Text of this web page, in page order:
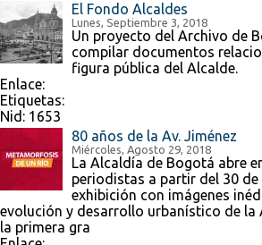
El Fondo Alcaldes
Lunes, Septiembre 3, 2018
Un proyecto del Archivo de
compilar documentos
figura pública del Alcalde.
Enlace:
Etiquetas:
Nid: 1653
80 años de la Av. Jiménez
Miércoles, Agosto 29, 2018
La Alcaldía de Bogotá abre
periodistas a partir del 30
exhibición con imágenes
evolución y desarrollo urbanístico de la
la primera gra